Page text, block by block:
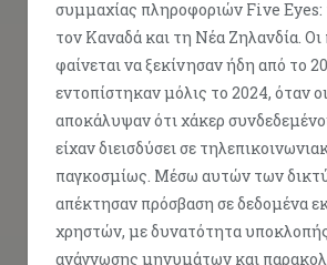
συμμαχίας πληροφοριών Five Eyes:
τον Καναδά και τη Νέα Ζηλανδία. Οι
φαίνεται να ξεκίνησαν ήδη από το
εντοπίστηκαν μόλις το 2024, όταν
αποκάλυψαν ότι χάκερ
είχαν διεισδύσει σε
παγκοσμίως. Μέσω αυτών των
απέκτησαν πρόσβαση σε δεδομένα
χρηστών, με δυνατότητα
ανάγνωσης μηνυμάτων και